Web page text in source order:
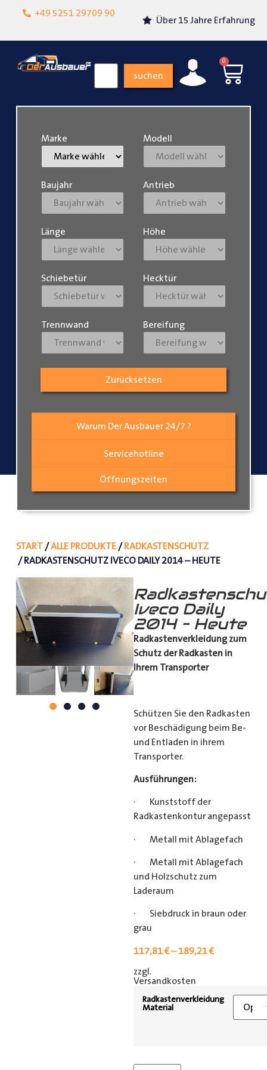
+49 5251 29709 90
Lokalgeschäft in
Über 15 Jahre Erfahrung
suchen
0
Warum Der Ausbauer 24/7 ?
Servicehotline
Öffnungszeiten
Marke Modell
Baujahr Antrieb
Länge Höhe
Schiebetür Hecktür
Trennwand Bereifung
Zurücksetzen
START/ALLE PRODUKTE/RADKASTENSCHUTZ
/ RADKASTENSCHUTZ IVECO DAILY 2014 – HEUTE
Iveco Daily
2014 – Heute
Radkastenverkleidung zum
Schutz der Radkasten in
Ihrem Transporter
Schützen Sie den Radkasten
vor Beschädigung beim Be-
und Entladen in ihrem
Transporter.
Ausführungen:
· Kunststoff der
Radkastenkontur angepasst
· Metall mit Ablagefach
· Metall mit Ablagefach
und Holzschutz zum
Laderaum
· Siebdruck in braun oder
grau
117,81€–189,21€
zzgl.
Versandkosten
Radkastenverkleidung
Material